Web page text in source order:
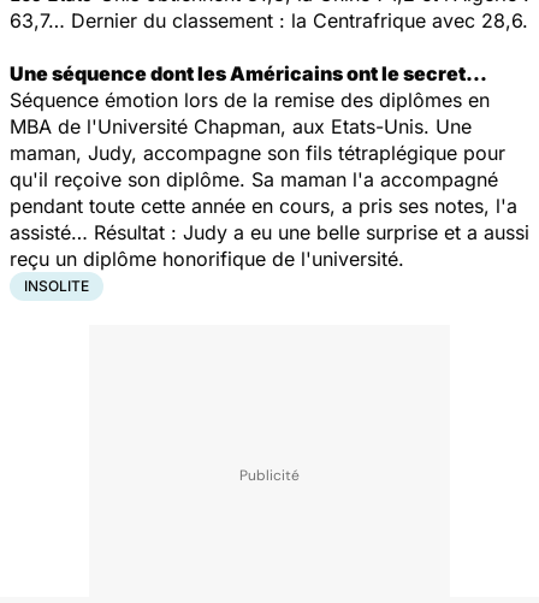
63,7… Dernier du classement : la Centrafrique avec 28,6.
Une séquence dont les Américains ont le secret…
Séquence émotion lors de la remise des diplômes en
MBA de l'Université Chapman, aux Etats-Unis. Une
maman, Judy, accompagne son fils tétraplégique pour
qu'il reçoive son diplôme. Sa maman l'a accompagné
pendant toute cette année en cours, a pris ses notes, l'a
assisté… Résultat : Judy a eu une belle surprise et a aussi
reçu un diplôme honorifique de l'université.
INSOLITE